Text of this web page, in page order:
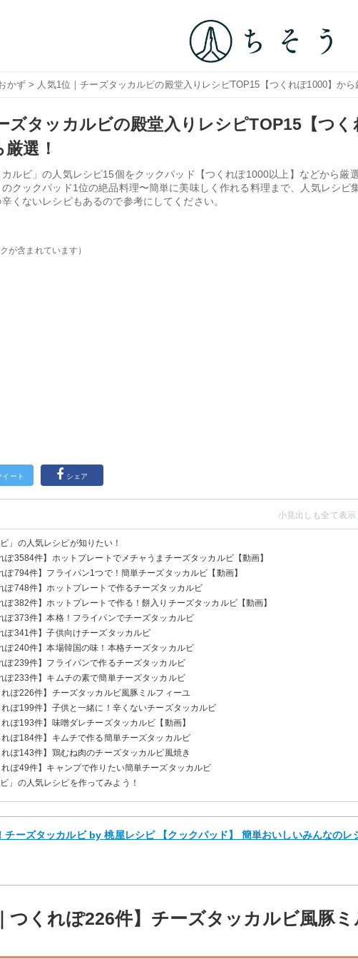
かず> 人気1位｜チーズタッカルビの殿堂入りレシピTOP15【つくれぽ1000】から
ズタッカルビの殿堂入りレシピTOP15【つく
選！
ルビ」の人気レシピ15個をクックパッド【つくれぽ1000以上】などから厳選
のクックパッド1位の絶品料理〜簡単に美味しく作れる料理まで、人気レシピ
くないレシピもあるので参考にしてください。
が含まれています）
イート シェア
」の人気レシピが知りたい！
ぽ3584件】ホットプレートでメチャうまチーズタッカルビ【動画】
ぽ794件】フライパン1つで！簡単チーズタッカルビ【動画】
ぽ748件】ホットプレートで作るチーズタッカルビ
ぽ382件】ホットプレートで作る！餅入りチーズタッカルビ【動画】
ぽ373件】本格！フライパンでチーズタッカルビ
ぽ341件】子供向けチーズタッカルビ
ぽ240件】本場韓国の味！本格チーズタッカルビ
ぽ239件】フライパンで作るチーズタッカルビ
ぽ233件】キムチの素で簡単チーズタッカルビ
れぽ226件】チーズタッカルビ風豚ミルフィーユ
れぽ199件】子供と一緒に！辛くないチーズタッカルビ
れぽ193件】味噌ダレチーズタッカルビ【動画】
れぽ184件】キムチで作る簡単チーズタッカルビ
れぽ143件】鶏むね肉のチーズタッカルビ風焼き
れぽ49件】キャンプで作りたい簡単チーズタッカルビ
」の人気レシピを作ってみよう！
チーズタッカルビ by 桃屋レシピ 【クックパッド】 簡単おいしいみんなのレ
つくれぽ226件】チーズタッカルビ風豚